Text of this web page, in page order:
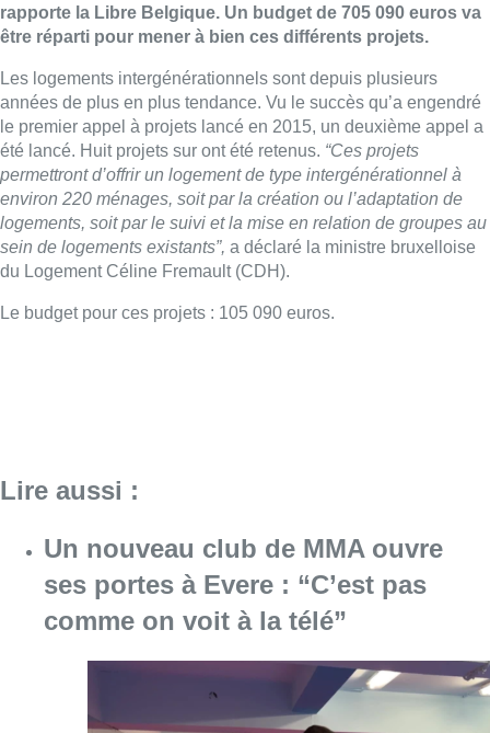
rapporte la Libre Belgique. Un budget de 705 090 euros va
être réparti pour mener à bien ces différents projets.
Les logements intergénérationnels sont depuis plusieurs
années de plus en plus tendance. Vu le succès qu’a engendré
le premier appel à projets lancé en 2015, un deuxième appel a
été lancé. Huit projets sur ont été retenus. “Ces projets
permettront d’offrir un logement de type intergénérationnel à
environ 220 ménages, soit par la création ou l’adaptation de
logements, soit par le suivi et la mise en relation de groupes au
sein de logements existants”, a déclaré la ministre bruxelloise
du Logement Céline Fremault (CDH).
Le budget pour ces projets : 105 090 euros.
Lire aussi :
Un nouveau club de MMA ouvre
ses portes à Evere : “C’est pas
comme on voit à la télé”